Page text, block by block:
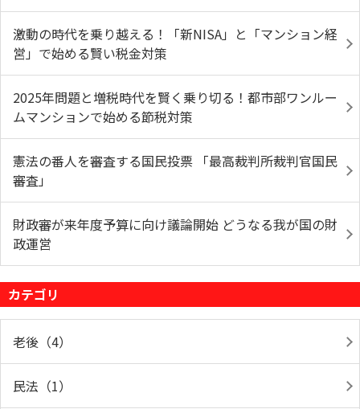
激動の時代を乗り越える！「新NISA」と「マンション経
営」で始める賢い税金対策
2025年問題と増税時代を賢く乗り切る！都市部ワンルー
ムマンションで始める節税対策
憲法の番人を審査する国民投票 「最高裁判所裁判官国民
審査」
財政審が来年度予算に向け議論開始 どうなる我が国の財
政運営
カテゴリ
老後（4）
民法（1）